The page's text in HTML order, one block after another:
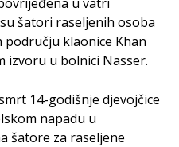
šatori raseljenih osoba
klaonice Khan
izvoru u bolnici Nasser.
14-godišnje djevojčice
napadu u
šatore za raseljene